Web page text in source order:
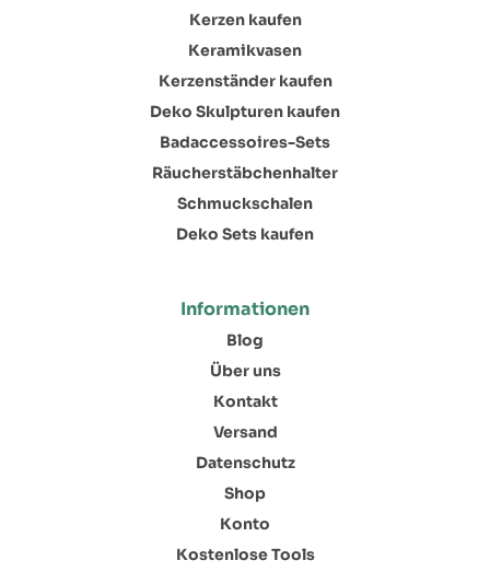
Kerzen kaufen
Keramikvasen
Kerzenständer kaufen
Deko Skulpturen kaufen
Badaccessoires-Sets
Räucherstäbchenhalter
Schmuckschalen
Deko Sets kaufen
Informationen
Blog
Über uns
Kontakt
Versand
Datenschutz
Shop
Konto
Kostenlose Tools